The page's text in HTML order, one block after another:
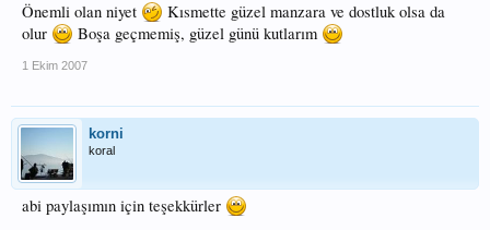
Önemli olan niyet
Kısmette güzel manzara ve dostluk olsa da
olur
Boşa geçmemiş, güzel günü kutlarım
1 Ekim 2007
korni
koral
abi paylaşımın için teşekkürler